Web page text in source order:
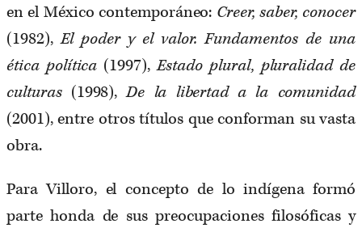
en el México contemporáneo: Creer, saber, conocer
(1982),El poder y el valor. Fundamentos de una
ética política (1997), Estado plural, pluralidad de
culturas(1998),De la libertad a la comunidad
(2001), entre otros títulos que conforman su vasta
obra.
Para Villoro, el concepto de lo indígena formó
parte honda de sus preocupaciones filosóficas y